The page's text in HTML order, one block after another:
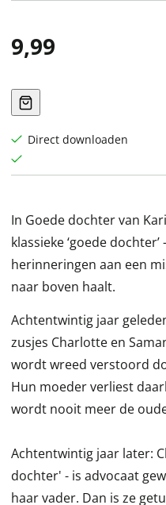
9,99
Direct downloaden
In Goede dochter van
klassieke ‘goede
herinneringen aan een
naar boven haalt.
Achtentwintig jaar
zusjes Charlotte en
wordt wreed verstoord
Hun moeder verliest
wordt nooit meer de
Achtentwintig jaar later:
dochter' - is advocaat
haar vader. Dan is ze